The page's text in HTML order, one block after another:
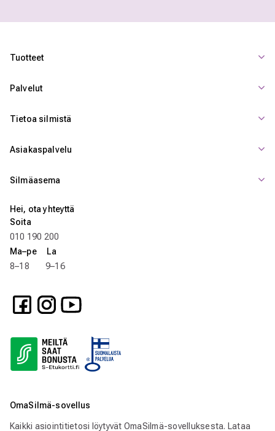
Tuotteet
Palvelut
Tietoa silmistä
Asiakaspalvelu
Silmäasema
Hei, ota yhteyttä
Soita
010 190 200
Ma–pe La
8–18 9–16
OmaSilmä-sovellus
Kaikki asiointitietosi löytyvät OmaSilmä-sovelluksesta. Lataa